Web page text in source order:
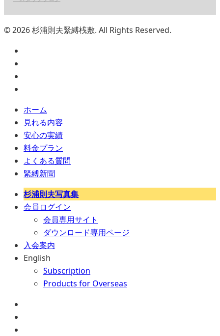
© 2026 杉浦則夫緊縛桟敷. All Rights Reserved.
ホーム
見れる内容
安心の実績
料金プラン
よくある質問
緊縛新聞
杉浦則夫写真集
会員ログイン
会員専用サイト
ダウンロード専用ページ
入会案内
English
Subscription
Products for Overseas